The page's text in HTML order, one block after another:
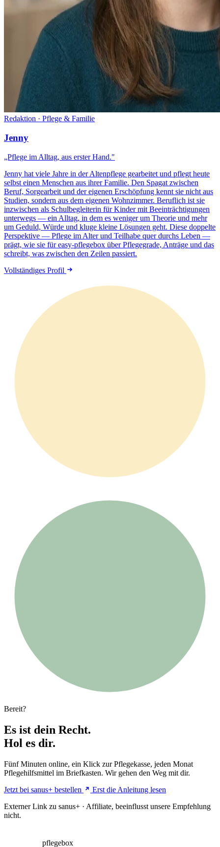
Redaktion · Pflege & Familie
Jenny
„Pflege im Alltag, aus erster Hand."
Jenny hat viele Jahre in der Altenpflege gearbeitet und pflegt heute
selbst einen Menschen aus ihrer Familie. Den Spagat zwischen
Beruf, Sorgearbeit und der eigenen Erschöpfung kennt sie nicht aus
Studien, sondern aus dem eigenen Wohnzimmer. Beruflich ist sie
inzwischen als Schulbegleiterin für Kinder mit Beeinträchtigungen
unterwegs — ein Alltag, in dem es weniger um Theorie und mehr
um Geduld, Würde und kluge kleine Lösungen geht. Diese doppelte
Perspektive — Pflege im Alter und Teilhabe quer durchs Leben —
prägt, wie sie für easy-pflegebox über Pflegegrade, Anträge und das
schreibt, was zwischen den Zeilen passiert.
Vollständiges Profil
Bereit?
Es ist dein Recht.
Hol es dir.
Fünf Minuten online, ein Klick zur Pflegekasse, jeden Monat
Pflegehilfsmittel im Briefkasten. Wir gehen den Weg mit dir.
Jetzt bei sanus+ bestellen
Erst die Anleitung lesen
Externer Link zu sanus+ · Affiliate, beeinflusst unsere Empfehlung
nicht.
pflegebox